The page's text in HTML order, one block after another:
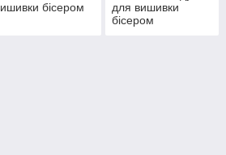
бісером
для вишивки
бісером